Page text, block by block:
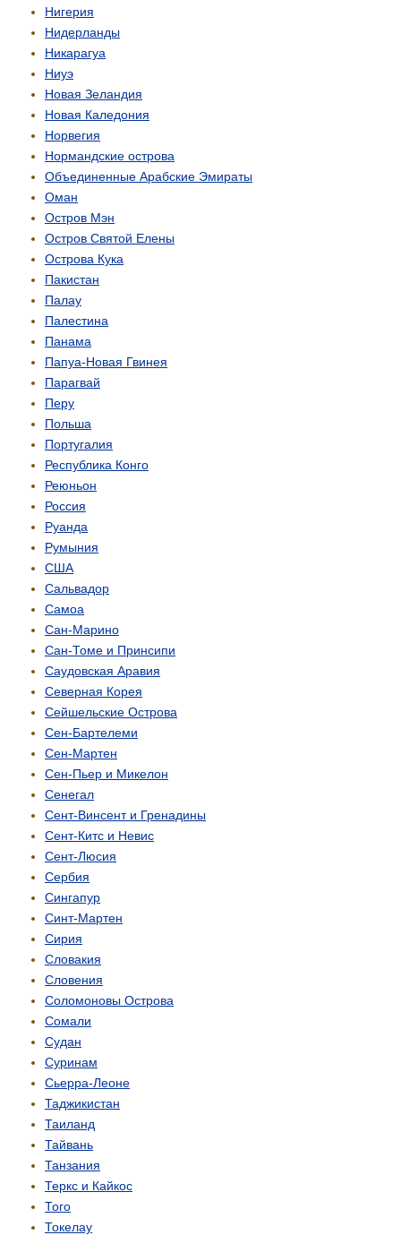
Нигерия
Нидерланды
Никарагуа
Ниуэ
Новая Зеландия
Новая Каледония
Норвегия
Нормандские острова
Объединенные Арабские Эмираты
Оман
Остров Мэн
Остров Святой Елены
Острова Кука
Пакистан
Палау
Палестина
Панама
Папуа-Новая Гвинея
Парагвай
Перу
Польша
Португалия
Республика Конго
Реюньон
Россия
Руанда
Румыния
США
Сальвадор
Самоа
Сан-Марино
Сан-Томе и Принсипи
Саудовская Аравия
Северная Корея
Сейшельские Острова
Сен-Бартелеми
Сен-Мартен
Сен-Пьер и Микелон
Сенегал
Сент-Винсент и Гренадины
Сент-Китс и Невис
Сент-Люсия
Сербия
Сингапур
Синт-Мартен
Сирия
Словакия
Словения
Соломоновы Острова
Сомали
Судан
Суринам
Сьерра-Леоне
Таджикистан
Таиланд
Тайвань
Танзания
Теркс и Кайкос
Того
Токелау